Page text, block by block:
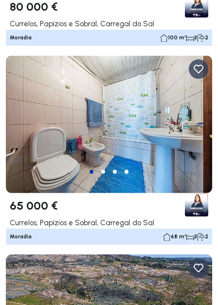
80 000 €
Currelos, Papízios e Sobral, Carregal do Sal
Moradia 100 m² 3 2
65 000 €
Currelos, Papízios e Sobral, Carregal do Sal
Moradia 68 m² 3 2